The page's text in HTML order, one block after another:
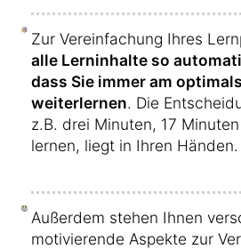
Zur Vereinfachung Ihres
alle Lerninhalte so
dass Sie immer am
weiterlernen. Die
z.B. drei Minuten, 17
lernen, liegt in Ihren Händen.
Außerdem stehen Ihnen
motivierende Aspekte zur